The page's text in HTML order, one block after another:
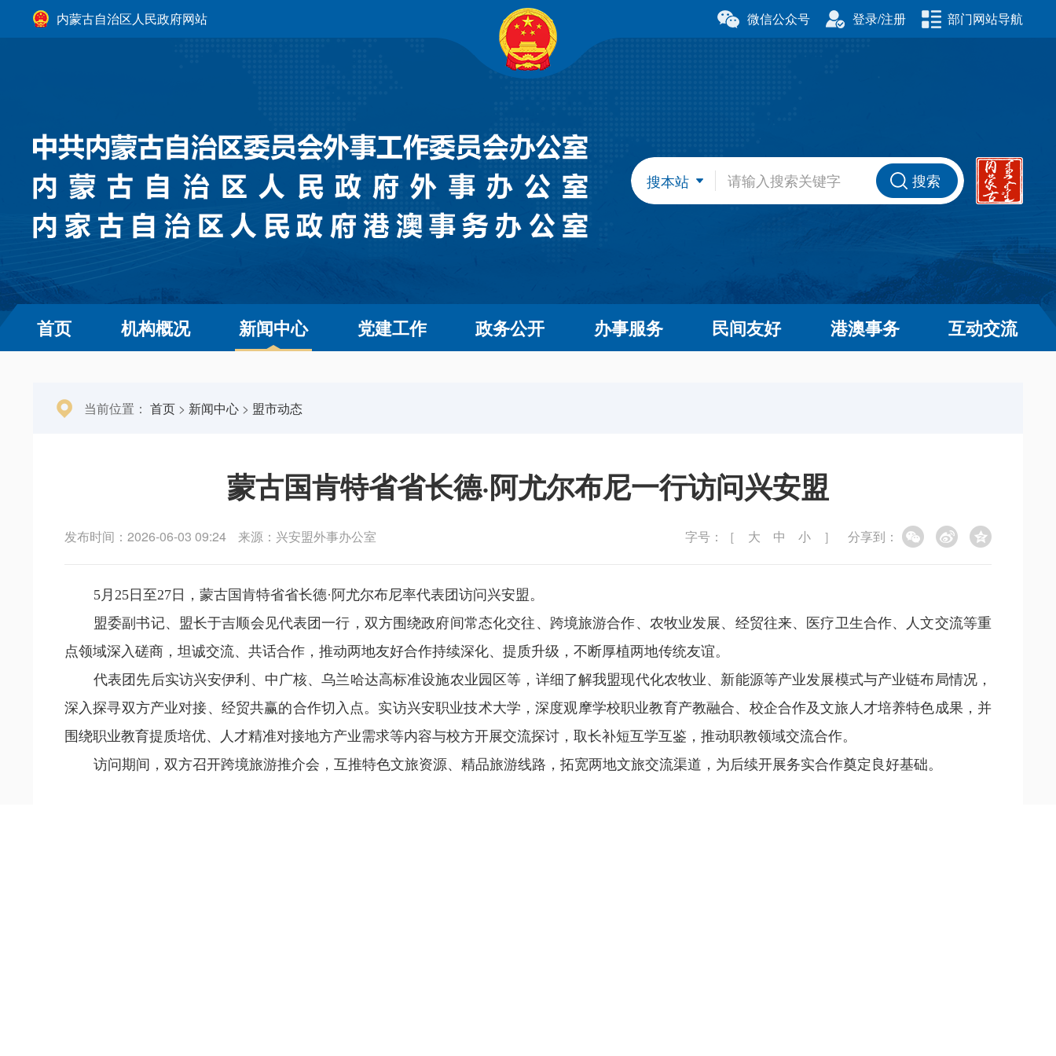
内蒙古自治区人民政府网站 微信公众号 登录/注册 部门网站导航
自治区政府组成部门
发展和改革委员会
人力资源和社会保障厅
生态环境厅
外事办公室
交通运输厅
水利厅
农牧厅
商务厅
文化和旅游厅
卫生健康委员会
退役军人事务厅
应急管理厅
自治区直属机构
市场监督管理局 林业和草原局
广播电视局
搜本站 搜索
首页 机构概况 新闻中心 党建工作 政务公开 办事服务 民间友好 港澳事务 互动交流
当前位置： 首页 > 新闻中心 > 盟市动态
蒙古国肯特省省长德·阿尤尔布尼一行访问兴安盟
发布时间：2026-06-03 09:24 来源：兴安盟外事办公室 字号：［ 大 中 小 ］ 分享到：
5月25日 至27日，蒙古国肯特省省长德·阿尤尔布尼率代表团访问兴安盟。
盟委副书记、盟长于吉顺会见代表团一行，双方围绕政府间常态化交往、跨境旅游合作、农牧业发展、经贸往来、医疗卫生合作、人文交流等重
点领域深入磋商，坦诚交流、共话合作，推动两地友好合作持续深化、提质升级，不断厚植两地传统友谊。
代表团先后实访兴安伊利、中广核、乌兰哈达高标准设施农业园区等，详细了解我盟现代化农牧业、新能源等产业发展模式与产业链布局情况，
深入探寻双方产业对接、经贸共赢的合作切入点。实访兴安职业技术大学，深度观摩学校职业教育产教融合、校企合作及文旅人才培养特色成果，并
围绕职业教育提质培优、人才精准对接地方产业需求等内容与校方开展交流探讨，取长补短互学互鉴，推动职教领域交流合作。
访问期间，双方召开跨境旅游推介会，互推特色文旅资源、精品旅游线路，拓宽两地文旅交流渠道，为后续开展务实合作奠定良好基础。